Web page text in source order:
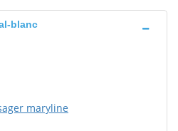
blanc
maryline